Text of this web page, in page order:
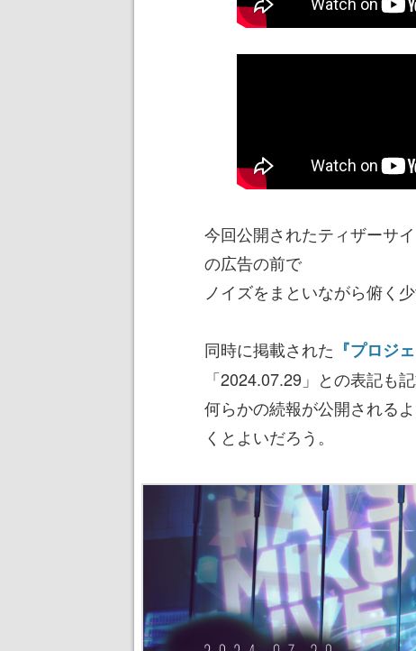
今回公開されたティザーサ
の広告の前で
ノイズをまといながら俯く
同時に掲載された 『プロジ
「2024.07.29」との表記も
何らかの続報が公開される
くとよいだろう。